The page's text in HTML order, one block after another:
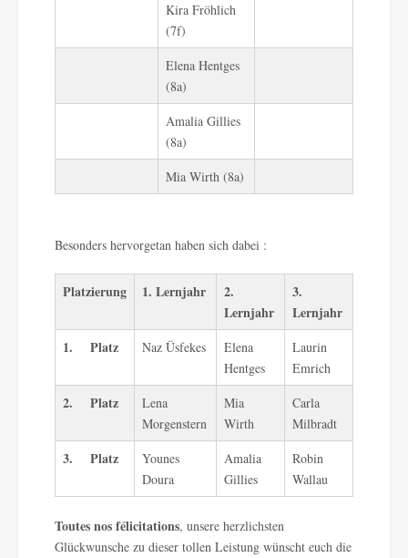
Kira Fröhlich
(7f)
Elena Hentges
(8a)
Amalia Gillies
(8a)
Mia Wirth (8a)
Besonders hervorgetan haben sich dabei :
Platzierung 1. Lernjahr
2.
Lernjahr
3.
Lernjahr
1. Platz Naz Üsfekes
Elena
Hentges
Laurin
Emrich
2. Platz
Lena
Morgenstern
Mia
Wirth
Carla
Milbradt
3. Platz
Younes
Doura
Amalia
Gillies
Robin
Wallau
Toutes nos félicitations, unsere herzlichsten
Glückwunsche zu dieser tollen Leistung wünscht euch die